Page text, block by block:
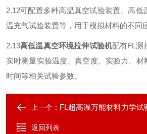
2.12可配置多种高温真空试验装置、高低
温充气试验装置等，用于模拟材料的不同
2.13高低温真空环境拉伸试验机配有FL测
实时测量实验温度、真空度、实验力、材
时间等相关试验参数。
上一个： FL超高温万能材料力学试
返回列表